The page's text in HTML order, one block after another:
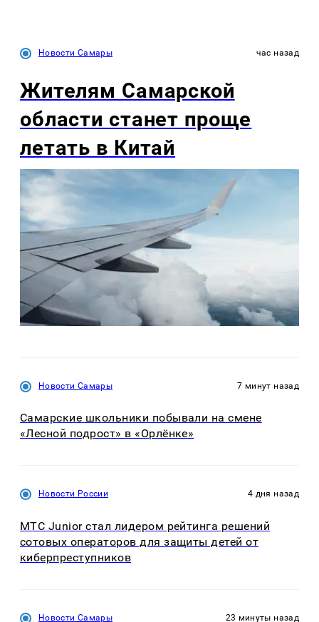
Новости Самары час назад
Жителям Самарской
области станет проще
летать в Китай
Новости Самары 7 минут назад
Самарские школьники побывали на смене
«Лесной подрост» в «Орлёнке»
Новости России 4 дня назад
МТС Junior стал лидером рейтинга решений
сотовых операторов для защиты детей от
киберпреступников
Новости Самары 23 минуты назад